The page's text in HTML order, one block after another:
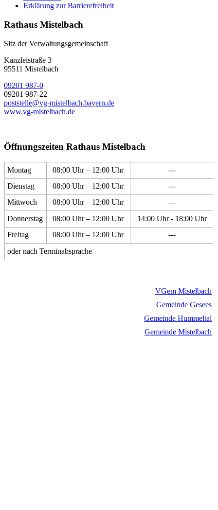
Erklärung zur Barrierefreiheit
Rathaus Mistelbach
Sitz der Verwaltungsgemeinschaft
Kanzleistraße 3
95511 Mistelbach
09201 987-0
09201 987-22
poststelle@vg-mistelbach.bayern.de
www.vg-mistelbach.de
Öffnungszeiten Rathaus Mistelbach
Montag 08:00 Uhr – 12:00 Uhr
---
Dienstag
08:00 Uhr – 12:00 Uhr
---
Mittwoch
08:00 Uhr – 12:00 Uhr
---
Donnerstag
08:00 Uhr – 12:00 Uhr
14:00 Uhr - 18:00 Uhr
Freitag
08:00 Uhr – 12:00 Uhr
---
oder nach Terminabsprache
VGem Mistelbach
Gemeinde Gesees
Gemeinde Hummeltal
Gemeinde Mistelbach